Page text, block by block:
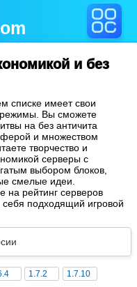
и без
списке имеет свои
режимы. Вы сможете
на без античита
и множеством
творчество и
серверы с
выбором блоков,
смелые идеи.
на рейтинг серверов
подходящий игровой
1.7.2 1.7.10